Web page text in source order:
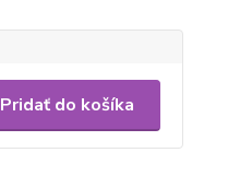
Pridať do košíka